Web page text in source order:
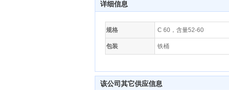
详细信息
规格 C 60，含量52-60
包装 铁桶
该公司其它供应信息